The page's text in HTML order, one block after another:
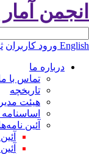
انجمن
English ورود کاربران
درباره ما
تماس با
تاریخچه
هیئت
اساسنامه
آئین